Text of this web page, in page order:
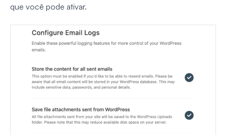
que você pode ativar.